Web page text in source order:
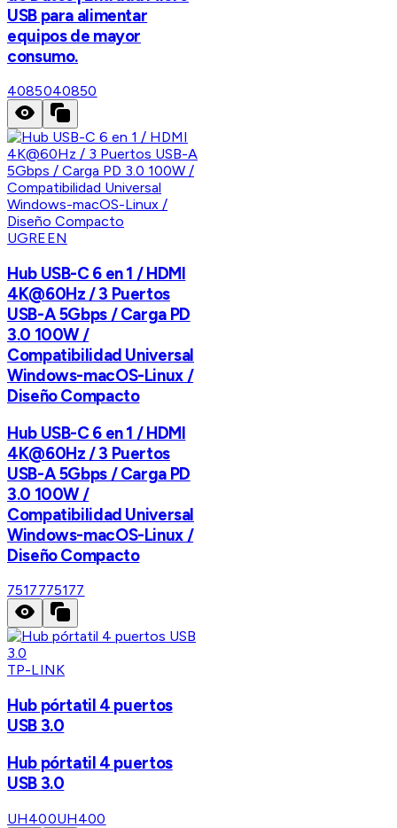
USB para alimentar
equipos de mayor
consumo.
4085040850
UGREEN
Hub USB-C 6 en 1 / HDMI
4K@60Hz / 3 Puertos
USB-A 5Gbps / Carga PD
3.0 100W /
Compatibilidad Universal
Windows-macOS-Linux /
Diseño Compacto
Hub USB-C 6 en 1 / HDMI
4K@60Hz / 3 Puertos
USB-A 5Gbps / Carga PD
3.0 100W /
Compatibilidad Universal
Windows-macOS-Linux /
Diseño Compacto
7517775177
TP-LINK
Hub pórtatil 4 puertos
USB 3.0
Hub pórtatil 4 puertos
USB 3.0
UH400UH400